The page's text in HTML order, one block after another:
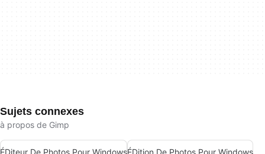
Sujets connexes
à propos de Gimp
ÉDiteur De Photos Pour WindowsÉDition De Photos Pour Windows